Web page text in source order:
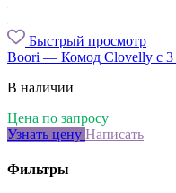
Быстрый просмотр
Boori — Комод Clovelly с 3
В наличии
Цена по запросу
Узнать цену Написать
Фильтры